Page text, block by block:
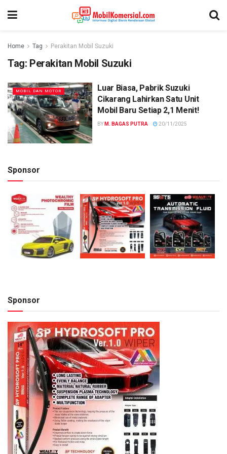
Home Tag Perakitan Mobil Suzuki
Tag: Perakitan Mobil Suzuki
MOBIL DAN MOTOR
Luar Biasa, Pabrik Suzuki
Cikarang Lahirkan Satu Unit
Mobil Baru Setiap 2,1 Menit!
BY M. BAGAS PUTRA 20/11/2025
Sponsor
Sponsor